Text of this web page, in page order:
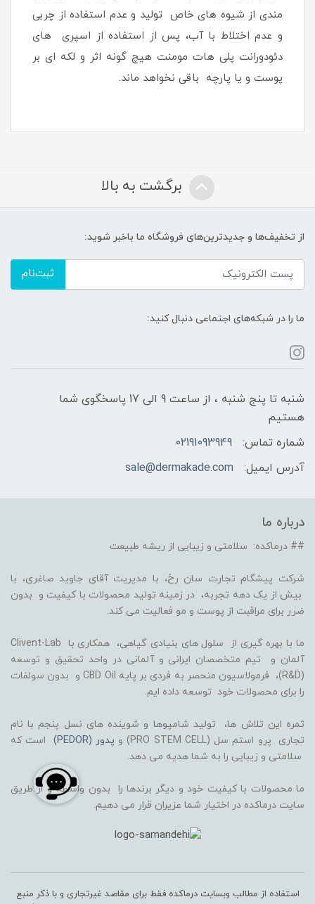
مندی از شیوه های خاص تولید و عدم استفاده از چربی
و عدم اختلاط با آب، پس از استفاده از اسپری های
دئودورانت پلی هات مومنت هیچ گونه اثر و لکه ای بر
پوست و یا پارچه باقی نخواهد ماند.
برگشت به بالا
از تخفیف‌ها و جدیدترین‌های فروشگاه ما باخبر شوید:
ثبت‌نام
ما را در شبکه‌های اجتماعی دنبال کنید:
شنبه تا پنج شنبه ، از ساعت 9 الی 17 پاسخگوی شما
هستیم
شماره تماس:
02191093949
آدرس ایمیل:
sale@dermakade.com
درباره ما
## درماکده: سلامتی و زیبایی از ریشه طبیعت
شرکت پیشگام تجارت سان رخ، با مدیریت آقای جاوید صاغری، با
بیش از یک دهه تجربه، در زمینه تولید محصولات با کیفیت و بدون
ضرر برای مراقبت از پوست و مو فعالیت می کند.
ما با بهره گیری از سلول های بنیادی گیاهی، همکاری با Clivent-Lab
آلمان و تیم متخصصان ایرانی و آلمانی در واحد تحقیق و توسعه
(R&D)، فرمولاسیون منحصر به فردی بر پایه CBD Oil و بدون سولفات
را برای محصولات خود توسعه داده ایم.
ثمره این تلاش ها، تولید شامپوها و شوینده های نسل پنجم با نام
تجاری پرو استم سل (PRO STEM CELL) و
پدور (PEDOR)
است که
سلامتی و زیبایی را به شما هدیه می دهد.
ما محصولات با کیفیت خود و دیگر برندها را بدون واسطه و از طریق
سایت درماکده در اختیار شما عزیران قرار می دهیم.
استفاده از مطالب وبسایت درماکده فقط برای مقاصد غیرتجاری و با ذکر منبع